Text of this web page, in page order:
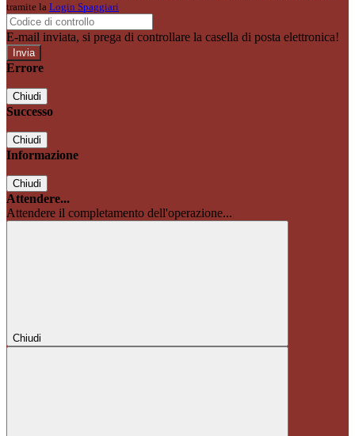
tramite la Login Spaggiari
E-mail inviata, si prega di controllare la casella di posta elettronica!
Errore
Chiudi
Successo
Chiudi
Informazione
Chiudi
Attendere...
Attendere il completamento dell'operazione...
Chiudi